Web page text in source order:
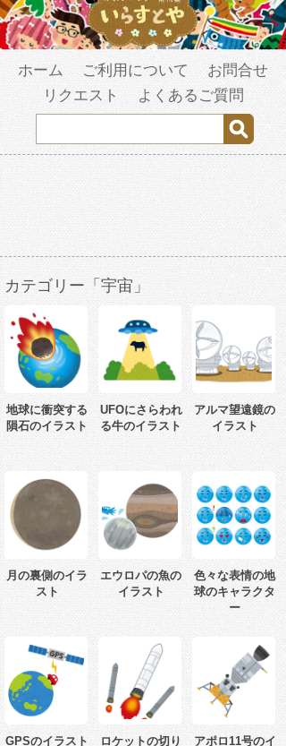
ホーム ご利用について
お問合せ
リクエスト
よくあるご質問
カテゴリー「宇宙」
地球に衝突する
隕石のイラスト
UFOにさらわれ
る牛のイラスト
アルマ望遠鏡の
イラスト
月の裏側のイラ
スト
エウロパの魚の
イラスト
色々な表情の地
球のキャラクタ
ー
GPSのイラスト
ロケットの切り
アポロ11号のイ